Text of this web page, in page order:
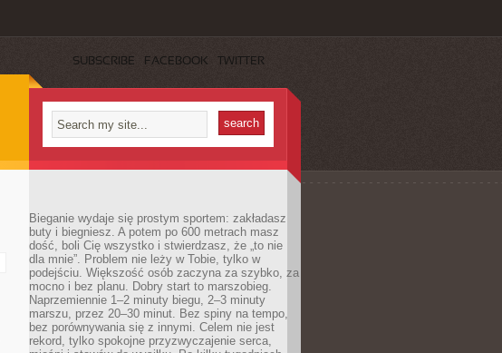
SUBSCRIBE FACEBOOK TWITTER
Bieganie wydaje się prostym sportem: zakładasz
buty i biegniesz. A potem po 600 metrach masz
dość, boli Cię wszystko i stwierdzasz, że „to nie
dla mnie”. Problem nie leży w Tobie, tylko w
podejściu. Większość osób zaczyna za szybko, za
mocno i bez planu. Dobry start to marszobieg.
Naprzemiennie 1–2 minuty biegu, 2–3 minuty
marszu, przez 20–30 minut. Bez spiny na tempo,
bez porównywania się z innymi. Celem nie jest
rekord, tylko spokojne przyzwyczajenie serca,